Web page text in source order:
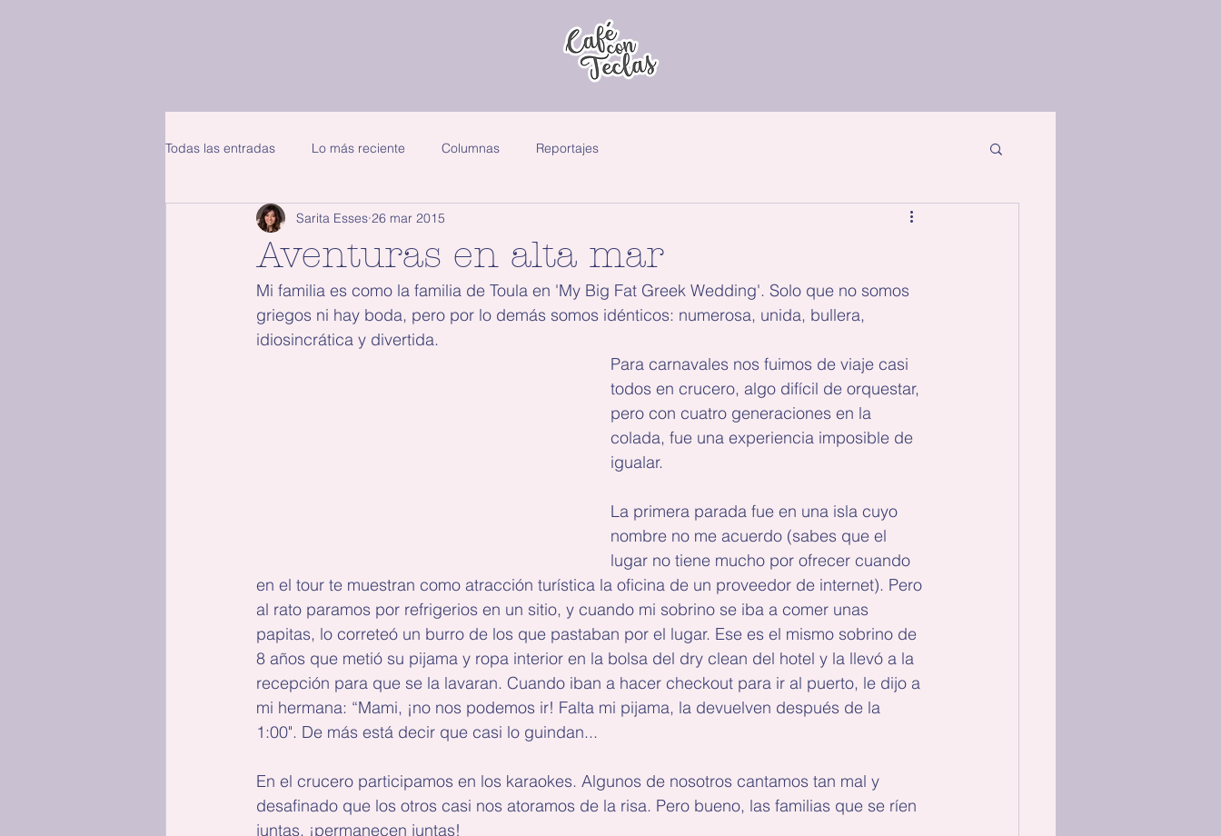
Todas las entradas Lo más reciente Columnas Reportajes
Aventuras en alta mar
Sarita Esses 26 mar 2015
Mi familia es como la familia de Toula en 'My Big Fat Greek Wedding'. Solo que no somos
griegos ni hay boda, pero por lo demás somos idénticos: numerosa, unida, bullera,
idiosincrática y divertida.
Para carnavales nos fuimos de viaje casi
todos en crucero, algo difícil de orquestar,
pero con cuatro generaciones en la
colada, fue una experiencia imposible de
igualar.
La primera parada fue en una isla cuyo
nombre no me acuerdo (sabes que el
lugar no tiene mucho por ofrecer cuando
en el tour te muestran como atracción turística la oficina de un proveedor de internet). Pero
al rato paramos por refrigerios en un sitio, y cuando mi sobrino se iba a comer unas
papitas, lo correteó un burro de los que pastaban por el lugar. Ese es el mismo sobrino de
8 años que metió su pijama y ropa interior en la bolsa del dry clean del hotel y la llevó a la
recepción para que se la lavaran. Cuando iban a hacer checkout para ir al puerto, le dijo a
mi hermana: “Mami, ¡no nos podemos ir! Falta mi pijama, la devuelven después de la
1:00". De más está decir que casi lo guindan...
En el crucero participamos en los karaokes. Algunos de nosotros cantamos tan mal y
desafinado que los otros casi nos atoramos de la risa. Pero bueno, las familias que se ríen
juntas, ¡permanecen juntas!